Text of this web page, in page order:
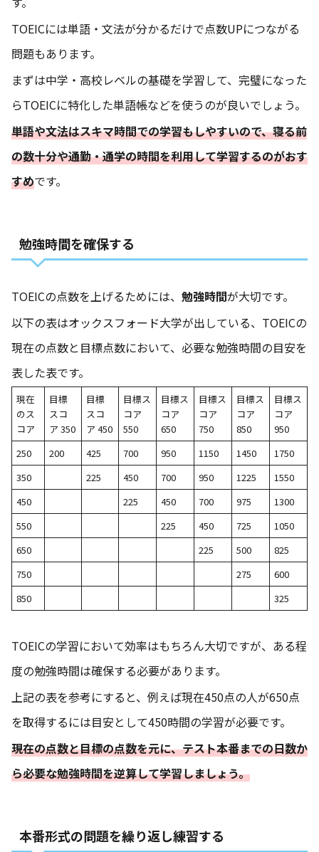
TOEICには単語・文法が分かるだけで点数UPにつながる
問題もあります。
まずは中学・高校レベルの基礎を学習して、完璧になった
らTOEICに特化した単語帳などを使うのが良いでしょう。
単語や文法はスキマ時間での学習もしやすいので、寝る前
の数十分や通勤・通学の時間を利用して学習するのがおす
すめです。
勉強時間を確保する
TOEICの点数を上げるためには、 勉強時間が大切です。
以下の表はオックスフォード大学が出している、TOEICの
現在の点数と目標点数において、必要な勉強時間の目安を
表した表です。
現在
のス
コア
目標
スコ
ア 350
目標
スコ
ア 450
目標ス
コア
550
目標ス
コア
650
目標ス
コア
750
目標ス
コア
850
目標ス
コア
950
250
200 425 700 950 1150 1450
1750
350
225 450 700 950 1225
1550
450
225 450 700 975
1300
550
225 450 725
1050
650
225 500
825
750
275
600
850
325
TOEICの学習において効率はもちろん大切ですが、ある程
度の勉強時間は確保する必要があります。
上記の表を参考にすると、例えば現在450点の人が650点
を取得するには目安として450時間の学習が必要です。
現在の点数と目標の点数を元に、テスト本番までの日数か
ら必要な勉強時間を逆算して学習しましょう。
本番形式の問題を繰り返し練習する